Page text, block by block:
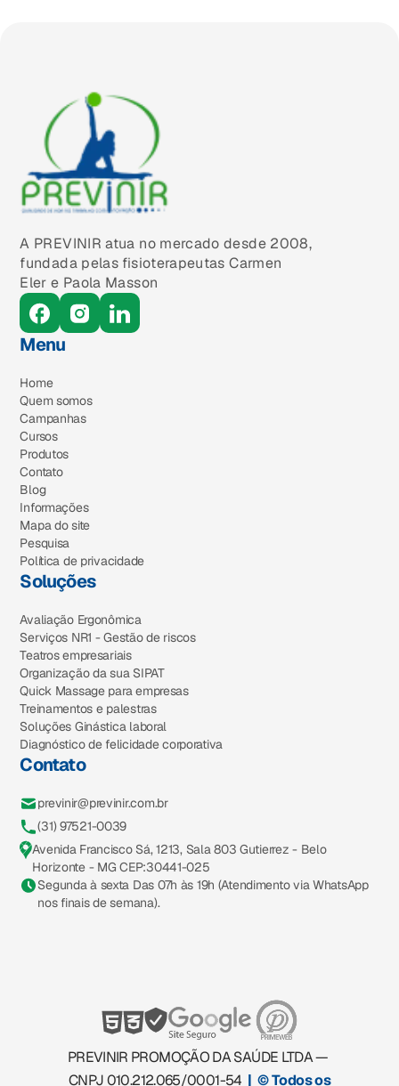
A PREVINIR atua no mercado desde 2008,
fundada pelas fisioterapeutas Carmen
Eler e Paola Masson
Menu
Home
Quem somos
Campanhas
Cursos
Produtos
Contato
Blog
Informações
Mapa do site
Pesquisa
Política de privacidade
Soluções
Avaliação Ergonômica
Serviços NR1 - Gestão de riscos
Teatros empresariais
Organização da sua SIPAT
Quick Massage para empresas
Treinamentos e palestras
Soluções Ginástica laboral
Diagnóstico de felicidade corporativa
Contato
previnir@previnir.com.br
(31) 97521-0039
Avenida Francisco Sá, 1213, Sala 803 Gutierrez - Belo
Horizonte - MG CEP:30441-025
Segunda à sexta Das 07h às 19h (Atendimento via WhatsApp
nos finais de semana).
PREVINIR PROMOÇÃO DA SAÚDE LTDA —
CNPJ 010.212.065/0001-54 | © Todos os